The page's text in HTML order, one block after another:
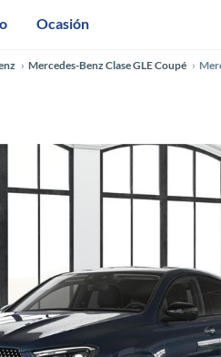
Ocasión
Mercedes-Benz Clase GLE Coupé